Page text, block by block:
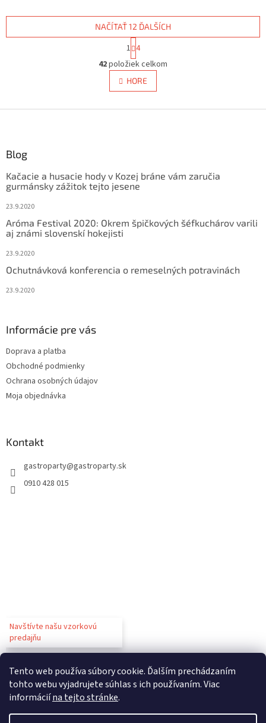
Tento web používa súbory cookie. Ďalším prechádzaním
tohto webu vyjadrujete súhlas s ich používaním. Viac
informáciína tejto stránke.
O
v
l
á
v
k
v
ý
u
NAČÍTAŤ 12 ĎALŠÍCH
S
t
r
á
n
k
v
1 4
42položiek celkom
HORE
Blog
Kačacie a husacie hody v Kozej bráne vám zaručia
gurmánsky zážitok tejto jesene
23.9.2020
Aróma Festival 2020: Okrem špičkových šéfkuchárov varili
aj známi slovenskí hokejisti
23.9.2020
Ochutnávková konferencia o remeselných potravinách
23.9.2020
Informácie pre vás
Doprava a platba
Obchodné podmienky
Ochrana osobných údajov
Moja objednávka
Kontakt
gastroparty@gastroparty.sk
0910 428 015
Navštívte našu vzorkovú
predajňu